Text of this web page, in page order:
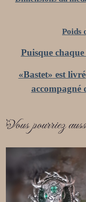
Poids
Puisque chaque
«Bastet» est livré
accompagné
Vous pourriez